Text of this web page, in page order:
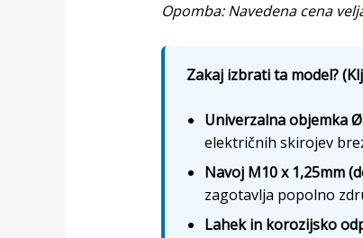
Opomba: Navedena cena
Zakaj izbrati ta model?
Univerzalna objemka
električnih skirojev
Navoj M10 x 1,25mm
zagotavlja popolno
Lahek in korozijsko